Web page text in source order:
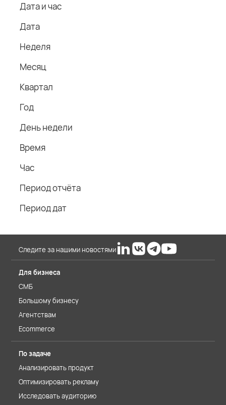
Дата и час
Дата
Неделя
Месяц
Квартал
Год
День недели
Время
Час
Период отчёта
Период дат
Следите за нашими новостями
Для бизнеса
СМБ
Большому бизнесу
Агентствам
Ecommerce
По задаче
Анализировать продукт
Оптимизировать рекламу
Исследовать аудиторию